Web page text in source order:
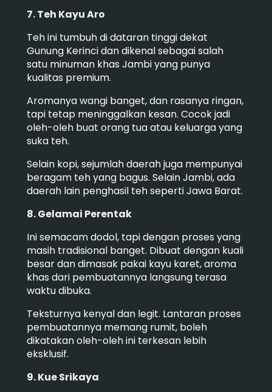
7. Teh Kayu Aro
Teh ini tumbuh di dataran tinggi dekat
Gunung Kerinci dan dikenal sebagai salah
satu minuman khas Jambi yang punya
kualitas premium.
Aromanya wangi banget, dan rasanya ringan,
tapi tetap meninggalkan kesan. Cocok jadi
oleh-oleh buat orang tua atau keluarga yang
suka teh.
Selain kopi, sejumlah daerah juga mempunyai
beragam teh yang bagus. Selain Jambi, ada
daerah lain penghasil teh seperti Jawa Barat.
8. Gelamai Perentak
Ini semacam dodol, tapi dengan proses yang
masih tradisional banget. Dibuat dengan kuali
besar dan dimasak pakai kayu karet, aroma
khas dari pembuatannya langsung terasa
waktu dibuka.
Teksturnya kenyal dan legit. Lantaran proses
pembuatannya memang rumit, boleh
dikatakan oleh-oleh ini terkesan lebih
eksklusif.
9. Kue Srikaya